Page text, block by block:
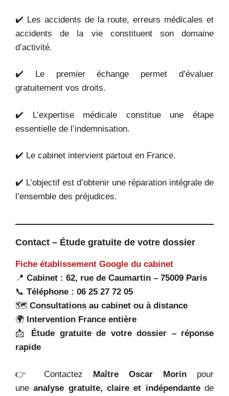
✔️ Les accidents de la route, erreurs médicales et
accidents de la vie constituent son domaine
d’activité.
✔️ Le premier échange permet d’évaluer
gratuitement vos droits.
✔️ L’expertise médicale constitue une étape
essentielle de l’indemnisation.
✔️ Le cabinet intervient partout en France.
✔️ L’objectif est d’obtenir une réparation intégrale de
l’ensemble des préjudices.
Contact – Étude gratuite de votre dossier
Fiche établissement Google du cabinet
📍 Cabinet : 62, rue de Caumartin – 75009 Paris
📞 Téléphone : 06 25 27 72 05
🗺️ Consultations au cabinet ou à distance
🌍 Intervention France entière
📩 Étude gratuite de votre dossier – réponse
rapide
👉 Contactez Maître Oscar Morin pour
uneanalyse gratuite, claire et indépendantede